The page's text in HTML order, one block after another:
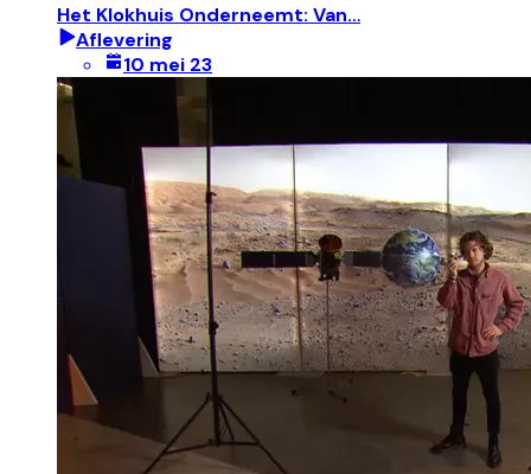
Het Klokhuis Onderneemt: Van…
Aflevering
10 mei 23